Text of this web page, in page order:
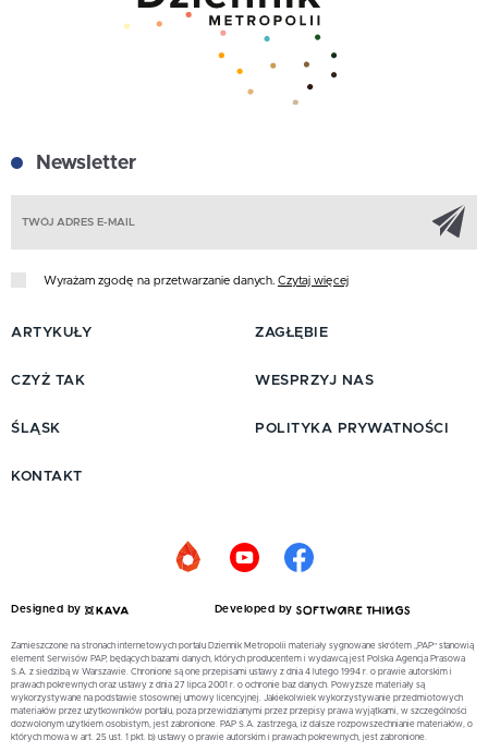
Newsletter
Wyrażam zgodę na przetwarzanie danych. Czytaj więcej
ARTYKUŁY
CZYŻ TAK
ŚLĄSK
ZAGŁĘBIE
WESPRZYJ NAS
POLITYKA PRYWATNOŚCI
KONTAKT
Designed by Developed by
Zamieszczone na stronach internetowych portalu Dziennik Metropolii materiały sygnowane skrótem „PAP” stanowią
element Serwisów PAP, będących bazami danych, których producentem i wydawcą jest Polska Agencja Prasowa
S.A. z siedzibą w Warszawie. Chronione są one przepisami ustawy z dnia 4 lutego 1994 r. o prawie autorskim i
prawach pokrewnych oraz ustawy z dnia 27 lipca 2001 r. o ochronie baz danych. Powyższe materiały są
wykorzystywane na podstawie stosownej umowy licencyjnej. Jakiekolwiek wykorzystywanie przedmiotowych
materiałów przez użytkowników portalu, poza przewidzianymi przez przepisy prawa wyjątkami, w szczególności
dozwolonym użytkiem osobistym, jest zabronione. PAP S.A. zastrzega, iż dalsze rozpowszechnianie materiałów, o
których mowa w art. 25 ust. 1 pkt. b) ustawy o prawie autorskim i prawach pokrewnych, jest zabronione.